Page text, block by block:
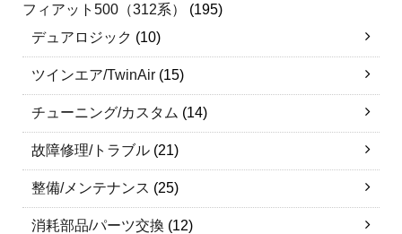
フィアット500（312系）
(195)
デュアロジック (10)
ツインエア/TwinAir (15)
チューニング/カスタム (14)
故障修理/トラブル (21)
整備/メンテナンス (25)
消耗部品/パーツ交換 (12)